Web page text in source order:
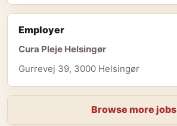
Employer
Cura Pleje Helsingør
Gurrevej 39, 3000 Helsingør
Browse more jobs